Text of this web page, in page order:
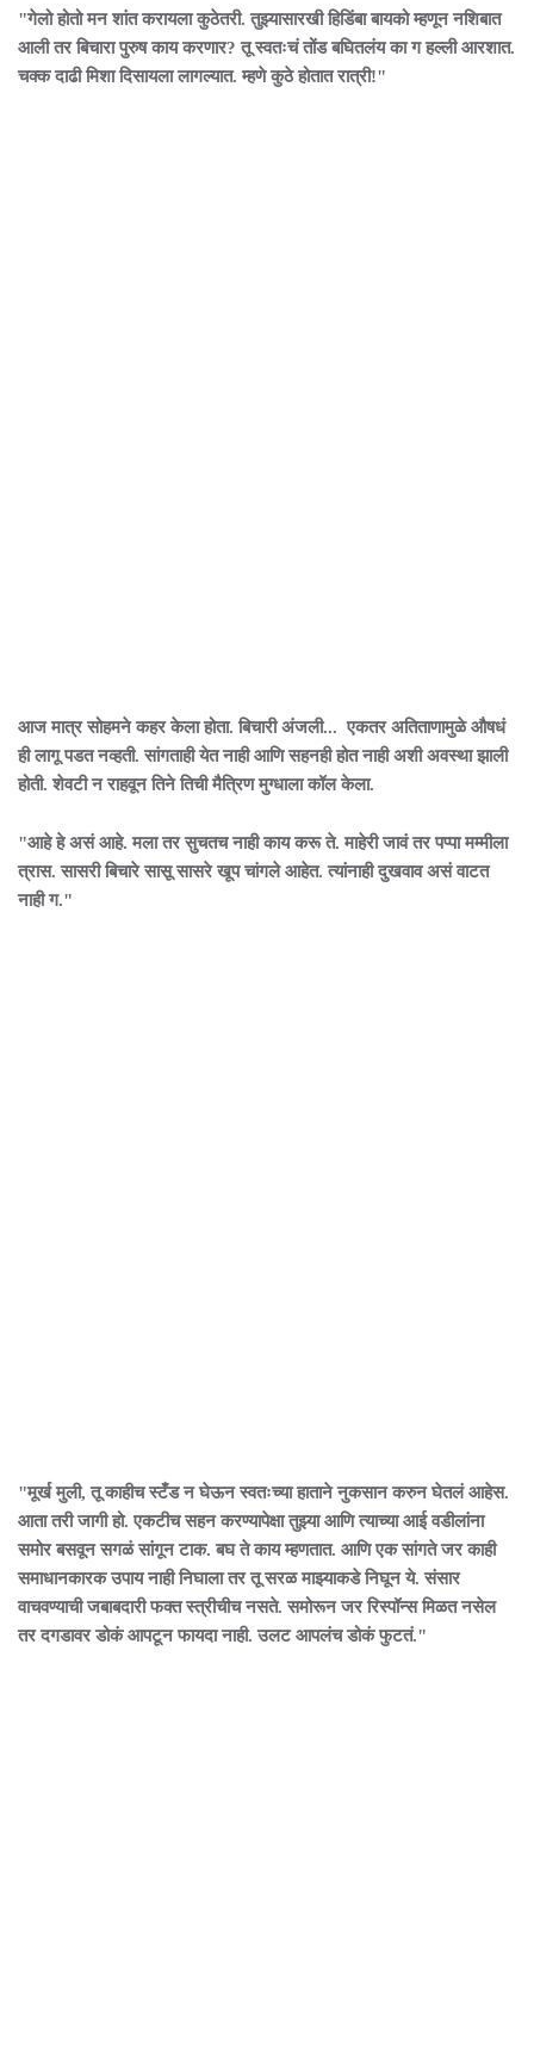
"गेलो होतो मन शांत करायला कुठेतरी. तुझ्यासारखी हिडिंबा बायको म्हणून नशिबात
आली तर बिचारा पुरुष काय करणार? तू स्वतःचं तोंड बघितलंय का ग हल्ली आरशात.
चक्क दाढी मिशा दिसायला लागल्यात. म्हणे कुठे होतात रात्री!"
आज मात्र सोहमने कहर केला होता. बिचारी अंजली... एकतर अतिताणामुळे औषधं
ही लागू पडत नव्हती. सांगताही येत नाही आणि सहनही होत नाही अशी अवस्था झाली
होती. शेवटी न राहवून तिने तिची मैत्रिण मुग्धाला कॉल केला.
"आहे हे असं आहे. मला तर सुचतच नाही काय करू ते. माहेरी जावं तर पप्पा मम्मीला
त्रास. सासरी बिचारे सासू सासरे खूप चांगले आहेत. त्यांनाही दुखवाव असं वाटत
नाही ग."
"मूर्ख मुली, तू काहीच स्टँड न घेऊन स्वतःच्या हाताने नुकसान करुन घेतलं आहेस.
आता तरी जागी हो. एकटीच सहन करण्यापेक्षा तुझ्या आणि त्याच्या आई वडीलांना
समोर बसवून सगळं सांगून टाक. बघ ते काय म्हणतात. आणि एक सांगते जर काही
समाधानकारक उपाय नाही निघाला तर तू सरळ माझ्याकडे निघून ये. संसार
वाचवण्याची जबाबदारी फक्त स्त्रीचीच नसते. समोरून जर रिस्पॉन्स मिळत नसेल
तर दगडावर डोकं आपटून फायदा नाही. उलट आपलंच डोकं फुटतं."